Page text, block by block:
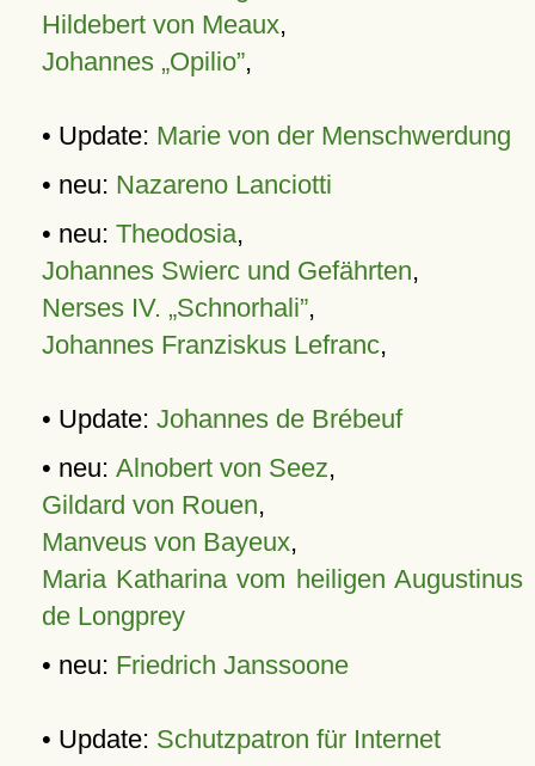
Hildebert von Meaux,
Johannes „Opilio”,
• Update: Marie von der Menschwerdung
• neu: Nazareno Lanciotti
• neu: Theodosia,
Johannes Swierc und Gefährten,
Nerses IV. „Schnorhali”,
Johannes Franziskus Lefranc,
• Update: Johannes de Brébeuf
• neu: Alnobert von Seez,
Gildard von Rouen,
Manveus von Bayeux,
Maria Katharina vom heiligen Augustinus
de Longprey
• neu: Friedrich Janssoone
• Update: Schutzpatron für Internet